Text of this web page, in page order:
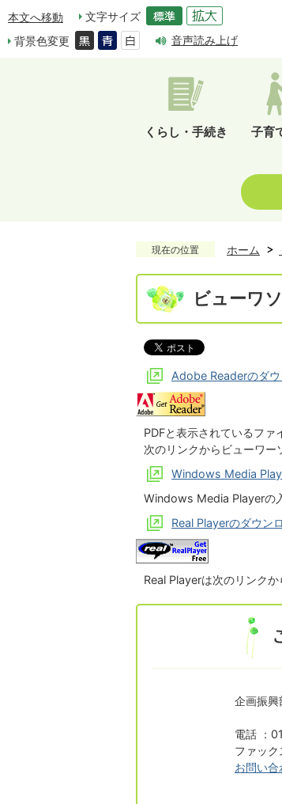
本文へ移動
文字サイズ
背景色変更
音声読み上げ
くらし・手続き 子育
現在の位置 ホーム
ビューワ
Adobe Readerのダウ
PDFと表示されているファ
次のリンクからビューワー
Windows Media
Windows Media Playerの
Real Playerのダウン
Real Playerは次のリンクか
企画振興
電話 ：
ファッ
お問い合